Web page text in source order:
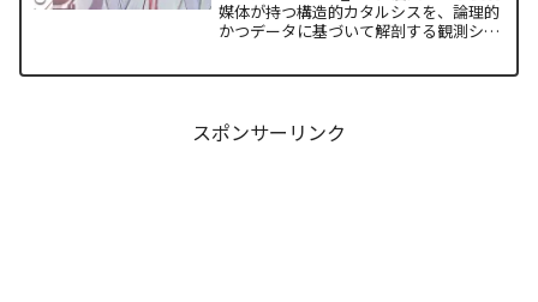
媒体が持つ構造的カタルシスを、論理的
かつデータに基づいて解剖する観測シス
スポンサーリンク